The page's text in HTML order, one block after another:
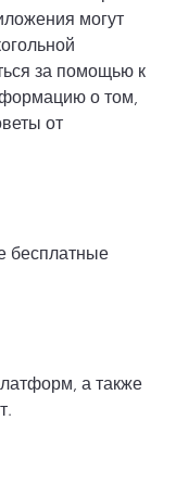
могут
за помощью к
о том,
от
бесплатные
а также